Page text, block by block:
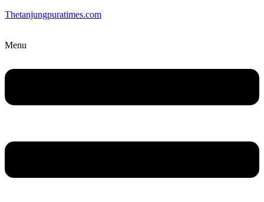
Thetanjungpuratimes.com
Menu